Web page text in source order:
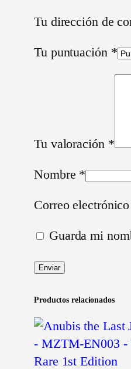
Tu dirección de
Tu puntuación *
Tu valoración *
Nombre *
Correo electrónico
Guarda mi
Productos relacionados